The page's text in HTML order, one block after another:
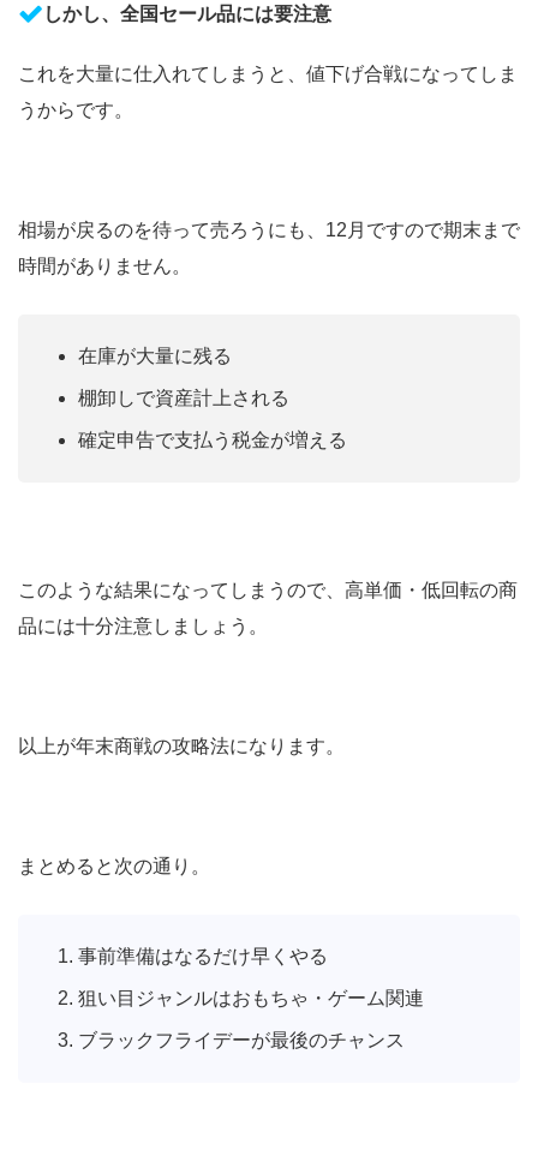
しかし、全国セール品には要注意
これを大量に仕入れてしまうと、値下げ合戦になってしま
うからです。
相場が戻るのを待って売ろうにも、12月ですので期末まで
時間がありません。
在庫が大量に残る
棚卸しで資産計上される
確定申告で支払う税金が増える
このような結果になってしまうので、高単価・低回転の商
品には十分注意しましょう。
以上が年末商戦の攻略法になります。
まとめると次の通り。
事前準備はなるだけ早くやる
狙い目ジャンルはおもちゃ・ゲーム関連
ブラックフライデーが最後のチャンス